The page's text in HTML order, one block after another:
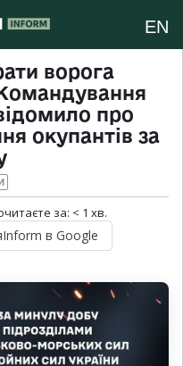
EN
ворога
про
окупантів за
за: < 1 хв.
в Google